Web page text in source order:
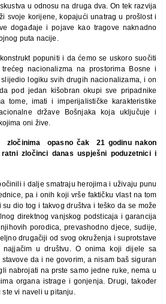
u odnosu na druga dva. On tek razvija
svoje korijene, kopajući unatrag u prošlost i
događaje i pojave kao tragove naknadno
puta nacije.
popuniti i da ćemo se uskoro suočiti
nacionalizma na prostorima Bosne i
logiku svih drugih nacionalizama, i on
pod jedan kišobran okupi sve pripadnike
tome, imati i imperijalističke karakteristike
države Bošnjaka koja uključuje i
oni žive.
zločinima opasno čak 21 godinu nakon
zločinci danas uspješni poduzetnici i
i dalje smatraju herojima i uživaju punu
pa i onih koji vrše faktičku vlast na tom
dio tog i takvog društva i teško da se može
direktnog vanjskog podsticaja i garancija
porodica, prevashodno djece, sudije,
drugačiji od svog okruženja i suprotstave
najjačim u društvu. O onima koji dijele sa
da i ne govorim, a nisam baš siguran
nabrojati na prste samo jedne ruke, nema u
organa istrage i gonjenja. Drugi, također
vi naveli u pitanju.